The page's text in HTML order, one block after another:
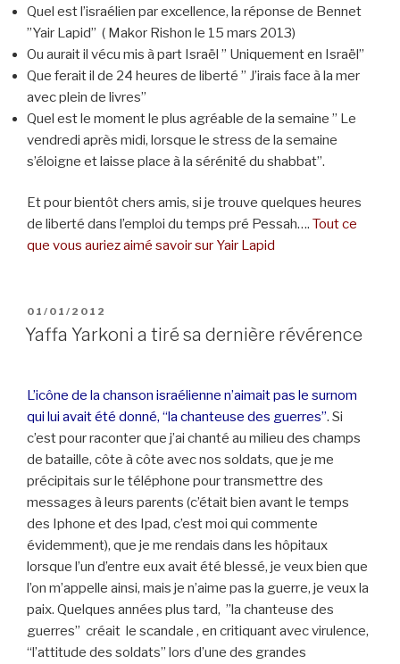
Quel est l’israélien par excellence, la réponse de Bennet
”Yair Lapid” ( Makor Rishon le 15 mars 2013)
Ou aurait il vécu mis à part Israël ” Uniquement en Israël”
Que ferait il de 24 heures de liberté ” J’irais face à la mer
avec plein de livres”
Quel est le moment le plus agréable de la semaine ” Le
vendredi après midi, lorsque le stress de la semaine
s’éloigne et laisse place à la sérénité du shabbat”.
Et pour bientôt chers amis, si je trouve quelques heures
de liberté dans l’emploi du temps pré Pessah…. Tout ce
que vous auriez aimé savoir sur Yair Lapid
POSTED
ON
01/01/2012
Yaffa Yarkoni a tiré sa dernière révérence
L’icône de la chanson israélienne n’aimait pas le surnom
qui lui avait été donné, “la chanteuse des guerres”. Si
c’est pour raconter que j’ai chanté au milieu des champs
de bataille, côte à côte avec nos soldats, que je me
précipitais sur le téléphone pour transmettre des
messages à leurs parents (c’était bien avant le temps
des Iphone et des Ipad, c’est moi qui commente
évidemment), que je me rendais dans les hôpitaux
lorsque l’un d’entre eux avait été blessé, je veux bien que
l’on m’appelle ainsi, mais je n’aime pas la guerre, je veux la
paix. Quelques années plus tard, ”la chanteuse des
guerres” créait le scandale , en critiquant avec virulence,
“l’attitude des soldats” lors d’une des grandes